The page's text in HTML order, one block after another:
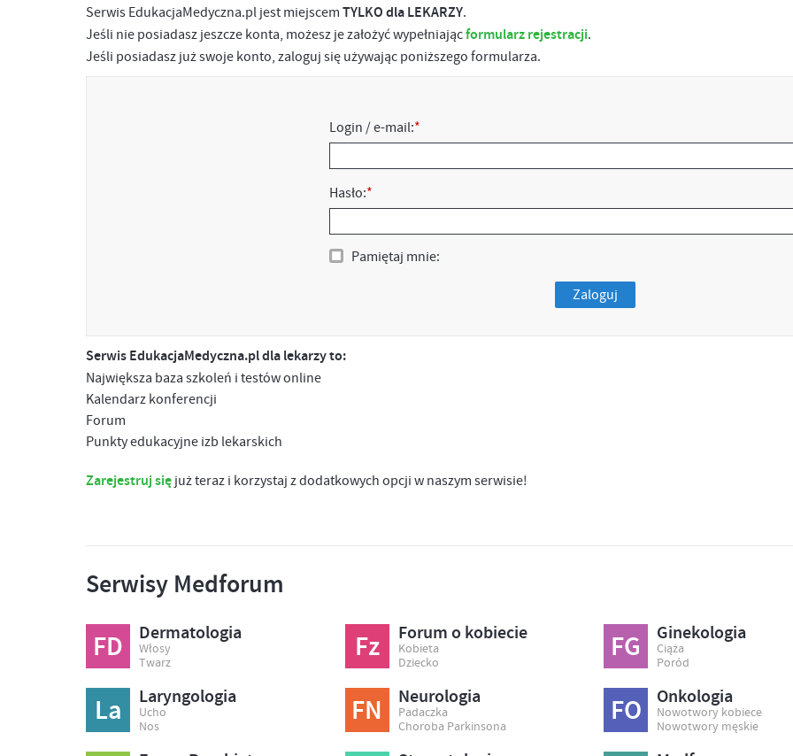
Serwis EdukacjaMedyczna.pl jest miejscem TYLKO dla LEKARZY.
Jeśli nie posiadasz jeszcze konta, możesz je założyć wypełniającformularz rejestracji.
Jeśli posiadasz już swoje konto, zaloguj się używając poniższego formularza.
Login / e-mail:*
Hasło:*
Pamiętaj mnie:
Zaloguj
Serwis EdukacjaMedyczna.pl dla lekarzy to:
Największa baza szkoleń i testów online
Kalendarz konferencji
Forum
Punkty edukacyjne izb lekarskich
Zarejestruj się już teraz i korzystaj z dodatkowych opcji w naszym serwisie!
Serwisy Medforum
FD Dermatologia
Włosy
Twarz
Fz Forum o kobiecie
Kobieta
Dziecko
FG Ginekologia
Ciąża
Poród
La Laryngologia
Ucho
Nos
FN Neurologia
Padaczka
Choroba Parkinsona
FO Onkologia
Nowotwory kobiece
Nowotwory męskie